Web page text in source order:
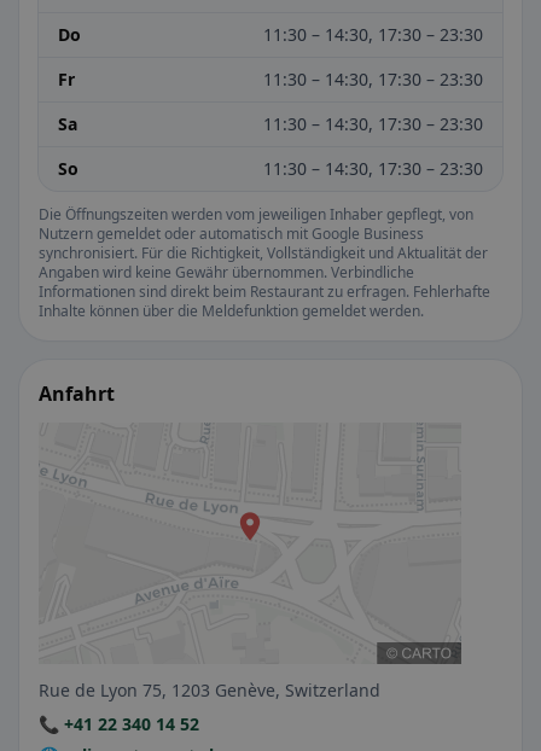
Do
11:30 – 14:30, 17:30 – 23:30
Fr
11:30 – 14:30, 17:30 – 23:30
Sa
11:30 – 14:30, 17:30 – 23:30
So
11:30 – 14:30, 17:30 – 23:30
Die Öffnungszeiten werden vom jeweiligen Inhaber gepflegt, von
Nutzern gemeldet oder automatisch mit Google Business
synchronisiert. Für die Richtigkeit, Vollständigkeit und Aktualität der
Angaben wird keine Gewähr übernommen. Verbindliche
Informationen sind direkt beim Restaurant zu erfragen. Fehlerhafte
Inhalte können über die Meldefunktion gemeldet werden.
Anfahrt
Rue de Lyon 75, 1203 Genève, Switzerland
📞 +41 22 340 14 52